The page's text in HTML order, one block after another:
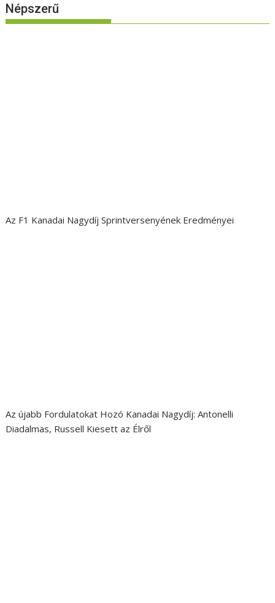
Népszerű
Az F1 Kanadai Nagydíj Sprintversenyének Eredményei
Az újabb Fordulatokat Hozó Kanadai Nagydíj: Antonelli
Diadalmas, Russell Kiesett az Élről